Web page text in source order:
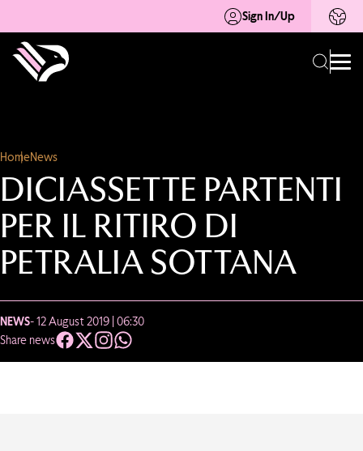
Sign In/Up
HomeNews
DICIASSETTE PARTENTI
PER IL RITIRO DI
PETRALIA SOTTANA
NEWS- 12 August 2019 | 06:30
Share news